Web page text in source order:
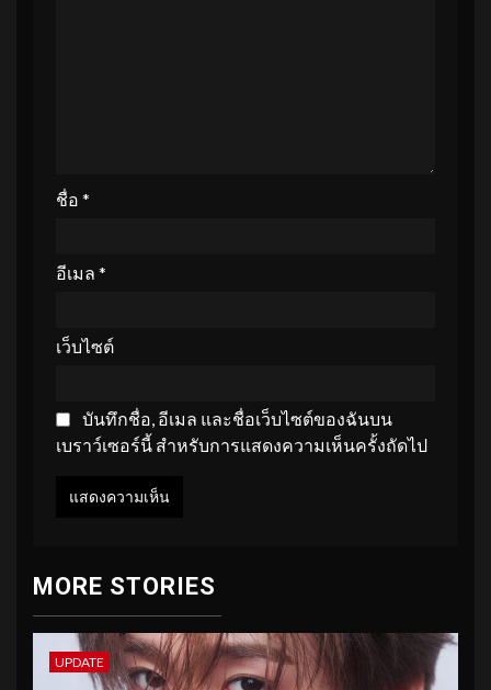
ชื่อ *
อีเมล *
เว็บไซต์
บันทึกชื่อ, อีเมล และชื่อเว็บไซต์ของฉันบน
เบราว์เซอร์นี้ สำหรับการแสดงความเห็นครั้งถัดไป
MORE STORIES
UPDATE